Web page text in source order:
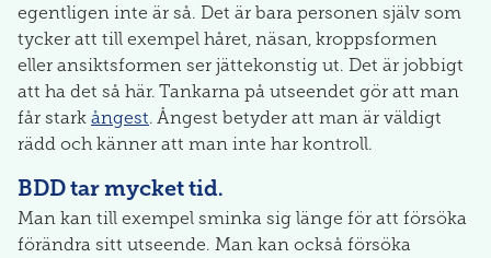
egentligen inte är så. Det är bara personen själv som
tycker att till exempel håret, näsan, kroppsformen
eller ansiktsformen ser jättekonstig ut. Det är jobbigt
att ha det så här. Tankarna på utseendet gör att man
får stark ångest. Ångest betyder att man är väldigt
rädd och känner att man inte har kontroll.
BDD tar mycket tid.
Man kan till exempel sminka sig länge för att försöka
förändra sitt utseende. Man kan också försöka